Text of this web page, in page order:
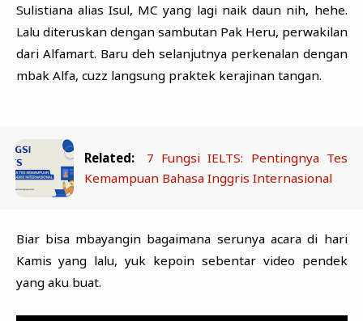
Sulistiana alias Isul, MC yang lagi naik daun nih, hehe.
Lalu diteruskan dengan sambutan Pak Heru, perwakilan
dari Alfamart. Baru deh selanjutnya perkenalan dengan
mbak Alfa, cuzz langsung praktek kerajinan tangan.
Related:
7 Fungsi IELTS: Pentingnya Tes
Kemampuan Bahasa Inggris Internasional
Biar bisa mbayangin bagaimana serunya acara di hari
Kamis yang lalu, yuk kepoin sebentar video pendek
yang aku buat.